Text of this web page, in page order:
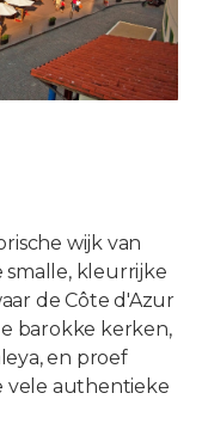
wijk van
smalle, kleurrijke
de Côte d'Azur
barokke kerken,
en proef
vele authentieke